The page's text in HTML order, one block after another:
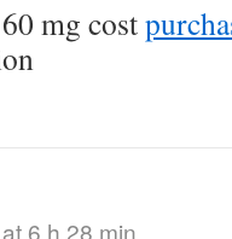
mg cost
6 h 28 min